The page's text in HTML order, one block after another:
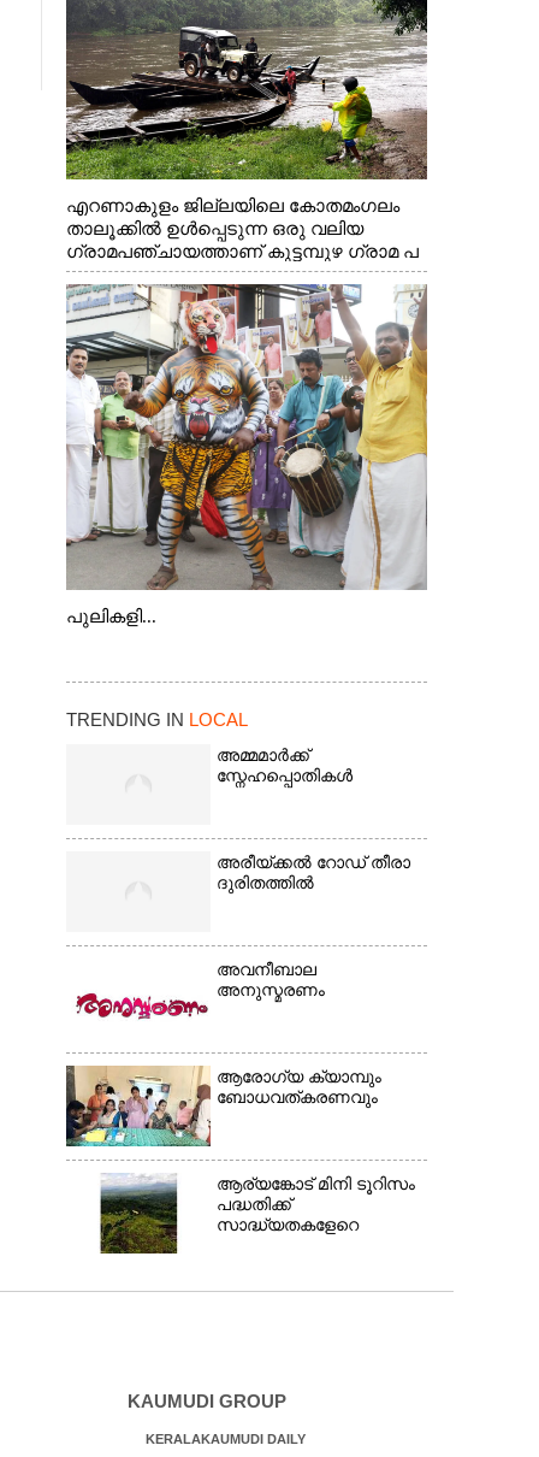
എറണാകുളം ജില്ലയിലെ കോതമംഗലം
താലൂക്കിൽ ഉൾപ്പെടുന്ന ഒരു വലിയ
ഗ്രാമപഞ്ചായത്താണ് കുട്ടമ്പുഴ ഗ്രാമ പ
ഞ്ചായത്ത്. ആദിവാസി ഊരുകളായ
വെള്ളാരംകുത്ത്, കത്തിപ്പാറ, ഉറിയംപെട്ടി,
തേക്കല്ല്, വെട്ടിക്കല്ല്, മഞ്ചപ്പാറ എന്നീ
ആറു സ്ഥലങ്ങളിലേക്കുള്ള പ്രധാന
സഞ്ചാര മാർഗമാണ് ഈ കാണുന്ന
കടത്ത് വള്ളം
പുലികളി...
TRENDING IN LOCAL
അമ്മമാർക്ക്
സ്നേഹപ്പൊതികൾ
അരീയ്ക്കൽ റോഡ് തീരാ
ദുരിതത്തിൽ
അവനീബാല
അനുസ്മരണം
ആരോഗ്യ ക്യാമ്പും
ബോധവത്കരണവും
ആര്യങ്കോട് മിനി ടൂറിസം
പദ്ധതിക്ക്
സാദ്ധ്യതകളേറെ
KAUMUDI GROUP
KERALAKAUMUDI DAILY